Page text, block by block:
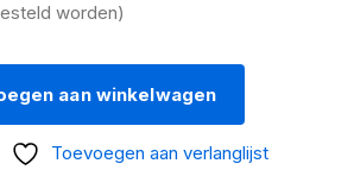
worden)
aan winkelwagen
Toevoegen aan verlanglijst